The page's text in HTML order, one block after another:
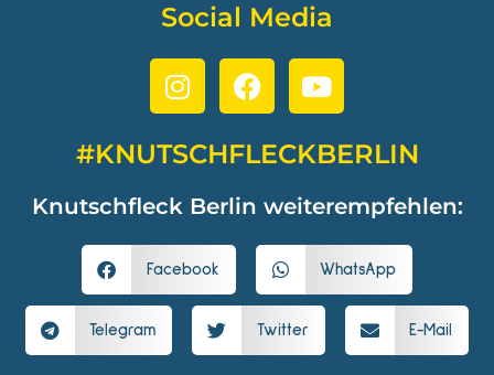
Social Media
#KNUTSCHFLECKBERLIN
Knutschfleck Berlin weiterempfehlen:
Facebook WhatsApp
Telegram Twitter E-Mail